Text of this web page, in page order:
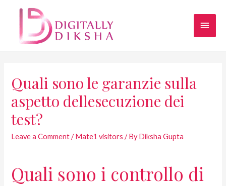
Quali sono le garanzie sulla
aspetto dellesecuzione dei
test?
Leave a Comment /Mate1 visitors / ByDiksha Gupta
Quali sono i controllo di